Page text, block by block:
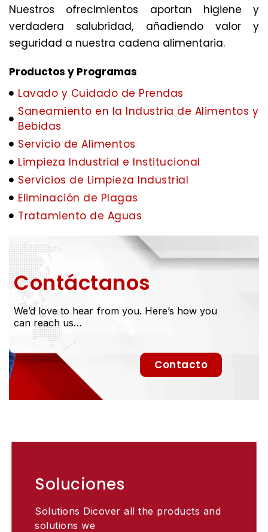
Nuestros ofrecimientos aportan higiene y
verdadera salubridad, añadiendo valor y
seguridad a nuestra cadena alimentaria.
Productos y Programas
Lavado y Cuidado de Prendas
Saneamiento en la Industria de Alimentos y
Bebidas
Servicio de Alimentos
Limpieza Industrial e Institucional
Servicios de Limpieza Industrial
Eliminación de Plagas
Tratamiento de Aguas
Contáctanos
We’d love to hear from you. Here’s how you
can reach us…
Contacto
Soluciones
Solutions Dicover all the products and
solutions we